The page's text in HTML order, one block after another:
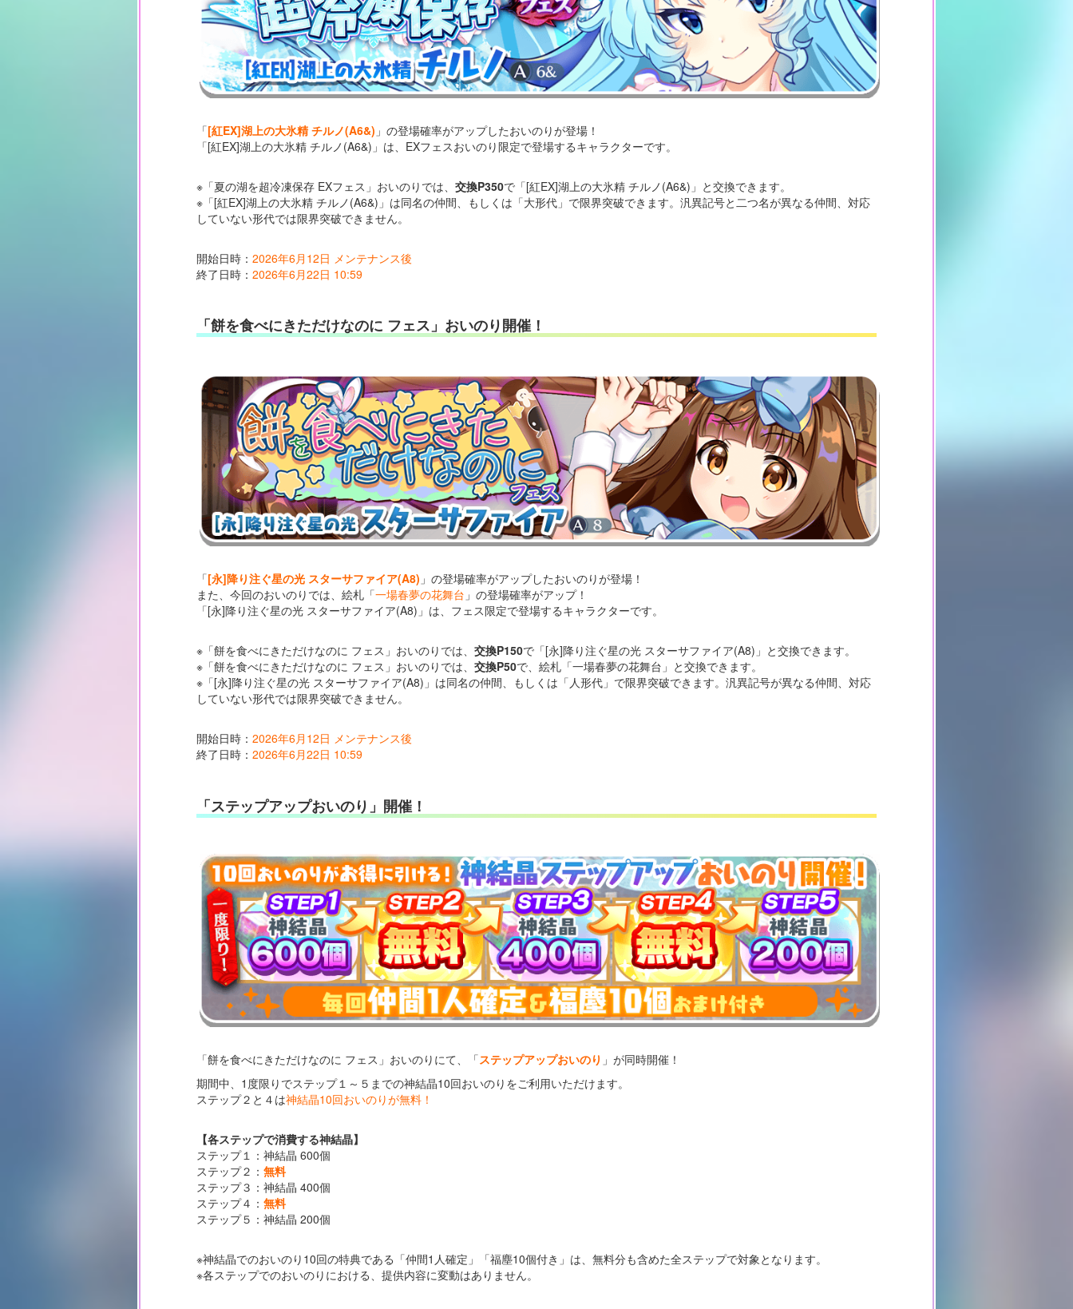
「[紅EX]湖上の大氷精 チルノ(A6&) 」の登場確率がアップしたおいのりが登場！
「[紅EX]湖上の大氷精 チルノ(A6&)」は、EXフェスおいのり限定で登場するキャラクターです。
※「夏の湖を超冷凍保存 EXフェス」おいのりでは、 交換P350で「[紅EX]湖上の大氷精 チルノ(A6&)」と交換できます。
※「[紅EX]湖上の大氷精 チルノ(A6&)」は同名の仲間、もしくは「大形代」で限界突破できます。汎異記号と二つ名が異なる仲間、対応
していない形代では限界突破できません。
開始日時： 2026年6月12日 メンテナンス後
終了日時： 2026年6月22日 10:59
「餅を食べにきただけなのに フェス」おいのり開催！
「[永]降り注ぐ星の光 スターサファイア(A8) 」の登場確率がアップしたおいのりが登場！
また、今回のおいのりでは、絵札「一場春夢の花舞台 」の登場確率がアップ！
「[永]降り注ぐ星の光 スターサファイア(A8)」は、フェス限定で登場するキャラクターです。
※「餅を食べにきただけなのに フェス」おいのりでは、 交換P150で「[永]降り注ぐ星の光 スターサファイア(A8)」と交換できます。
※「餅を食べにきただけなのに フェス」おいのりでは、 交換P50で、絵札「一場春夢の花舞台」と交換できます。
※「[永]降り注ぐ星の光 スターサファイア(A8)」は同名の仲間、もしくは「人形代」で限界突破できます。汎異記号が異なる仲間、対応
していない形代では限界突破できません。
開始日時： 2026年6月12日 メンテナンス後
終了日時： 2026年6月22日 10:59
「ステップアップおいのり」開催！
「餅を食べにきただけなのに フェス」おいのりにて、「ステップアップおいのり 」が同時開催！
期間中、1度限りでステップ１～５までの神結晶10回おいのりをご利用いただけます。
ステップ２と４は神結晶10回おいのりが無料！
【各ステップで消費する神結晶】
ステップ１：神結晶 600個
ステップ２： 無料
ステップ３：神結晶 400個
ステップ４： 無料
ステップ５：神結晶 200個
※神結晶でのおいのり10回の特典である「仲間1人確定」「福塵10個付き」は、無料分も含めた全ステップで対象となります。
※各ステップでのおいのりにおける、提供内容に変動はありません。